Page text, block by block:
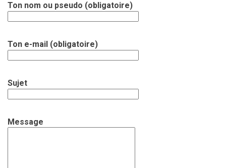
Ton nom ou pseudo (obligatoire)
Ton e-mail (obligatoire)
Sujet
Message